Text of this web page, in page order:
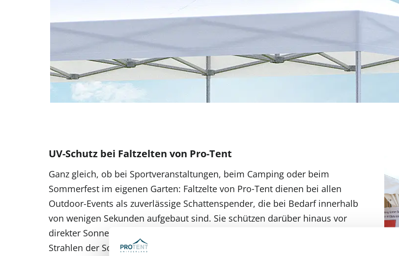
UV-Schutz bei Faltzelten von Pro‑Tent
Ganz gleich, ob bei Sportveranstaltungen, beim Camping oder beim
Sommerfest im eigenen Garten: Faltzelte von Pro‑Tent dienen bei allen
Outdoor-Events als zuverlässige Schattenspender, die bei Bedarf innerhalb
von wenigen Sekunden aufgebaut sind. Sie schützen darüber hinaus vor
direkter Sonneneinstrahlung und somit vor den gefährlichen ultravioletten
Strahlen der Sonne. Da vor allem die UV-B-Strahlen unserer Haut schaden,